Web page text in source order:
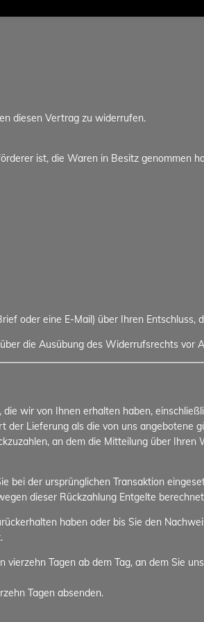
diesen Vertrag zu widerrufen.
ist, die Waren in Besitz genommen
oder eine E-Mail) über Ihren
die Ausübung des Widerrufsrechts vor
wir von Ihnen erhalten haben,
der Lieferung als die von uns angebotene
an dem die Mitteilung über
bei der ursprünglichen Transaktion
dieser Rückzahlung Entgelte
haben oder bis Sie den
Tagen ab dem Tag, an dem Sie
Tagen absenden.